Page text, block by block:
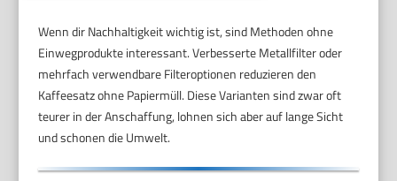
Wenn dir Nachhaltigkeit wichtig ist, sind Methoden ohne
Einwegprodukte interessant. Verbesserte Metallfilter oder
mehrfach verwendbare Filteroptionen reduzieren den
Kaffeesatz ohne Papiermüll. Diese Varianten sind zwar oft
teurer in der Anschaffung, lohnen sich aber auf lange Sicht
und schonen die Umwelt.